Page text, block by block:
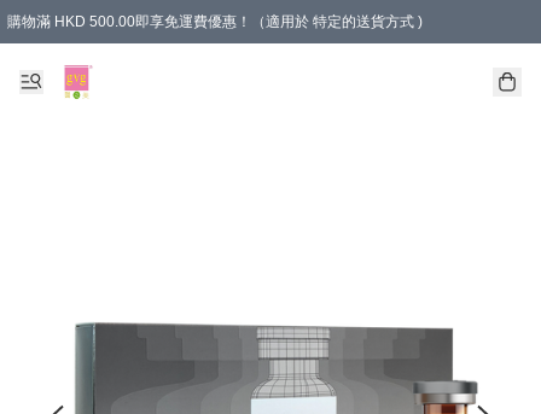
購物滿 HKD 500.00即享免運費優惠！（適用於 特定的送貨方式 )